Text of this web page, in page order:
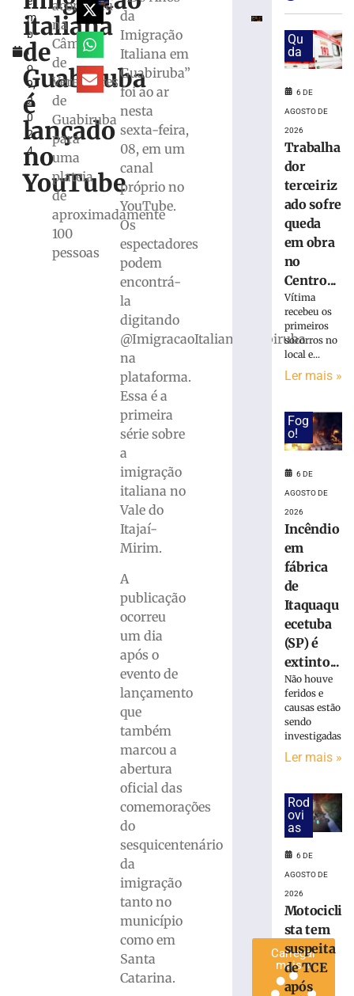
m
b
r
o
9,
2
0
2
4
italiana
de
Guabiruba
é
lançado
no
YouTube
aconteceu
na
Câmara
de
Vereadores
de
Guabiruba
para
uma
plateia
de
aproximadamente
100
pessoas
da
Imigração
Italiana em
Guabiruba”
foi ao ar
nesta
sexta-feira,
08, em um
canal
próprio no
YouTube.
Os
espectadores
podem
encontrá-
la
digitando
@ImigracaoItalianaGuabiruba
na
plataforma.
Essa é a
primeira
série sobre
a
imigração
italiana no
Vale do
Itajaí-
Mirim.
A
publicação
ocorreu
um dia
após o
evento de
lançamento
que
também
marcou a
abertura
oficial das
comemorações
do
sesquicentenário
da
imigração
tanto no
município
como em
Santa
Catarina.
inscrições
desfile
setembro
Band
Brusque
homenageia
semana
dedicada
músico
Sábado
programação
especial
alusão
Carregar
mais »
Qu
da
6 DE
AGOSTO DE
2026
Trabalha
dor
terceiriz
ado sofre
queda
em obra
no
Centro...
Vítima
recebeu os
primeiros
socorros no
local e...
Ler mais »
Fog
o!
6 DE
AGOSTO DE
2026
Incêndio
em
fábrica
de
Itaquaqu
ecetuba
(SP) é
extinto...
Não houve
feridos e
causas estão
sendo
investigadas
Ler mais »
Rod
ovi
as
6 DE
AGOSTO DE
2026
Motocicli
sta tem
suspeita
de TCE
após